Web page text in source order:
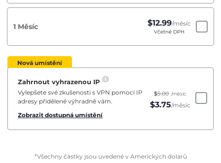
1 Měsíc $12.99/měsíc
Včetně DPH
Nová umístění
Zahrnout vyhrazenou IP
Vylepšete své zkušenosti s VPN pomocí IP
adresy přidělené výhradně vám.
Zobrazit dostupná umístění
$5.00 /měsíc
$3.75/měsíc
*Všechny částky jsou uvedené v Amerických dolarů